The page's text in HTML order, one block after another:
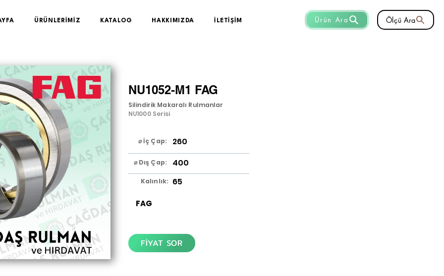
Ölçü Ara
Ürün Ara
ÜRÜNLERİMİZ KATALOG HAKKIMIZDA İLETİŞİM
NU1052-M1 FAG
Silindirik Makaralı Rulmanlar
NU1000 Serisi
⌀ İç Çap: 260
⌀ Dış Çap: 400
Kalınlık: 65
FAG
FİYAT SOR